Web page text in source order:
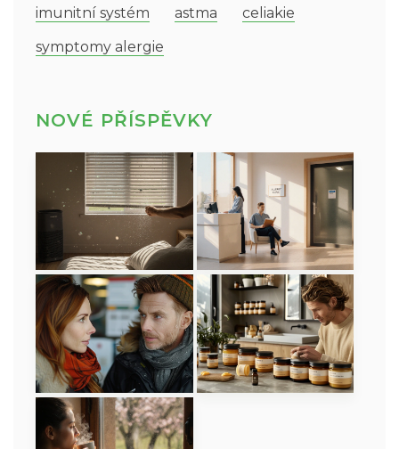
imunitní systém
astma
celiakie
symptomy alergie
NOVÉ PŘÍSPĚVKY